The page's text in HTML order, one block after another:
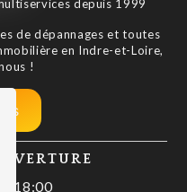
depuis 1999
de dépannages et toutes
en Indre-et-Loire,
!